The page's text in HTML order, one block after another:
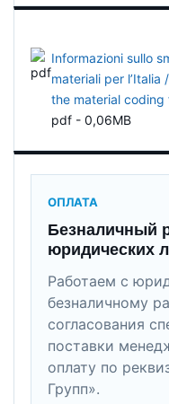
Informazioni sullo
materiali per
the material coding
pdf - 0,06MB
ОПЛАТА
Безналичный
юридических
Работаем с
безналичному
согласования
поставки
оплату по
Групп».